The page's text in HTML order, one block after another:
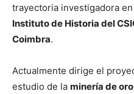
trayectoria investigadora
Instituto de Historia del
Coimbra.
Actualmente dirige el
estudio de la minería de